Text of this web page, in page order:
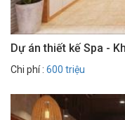
Dự án thiết kế Spa -
Chi phí : 600 triệu